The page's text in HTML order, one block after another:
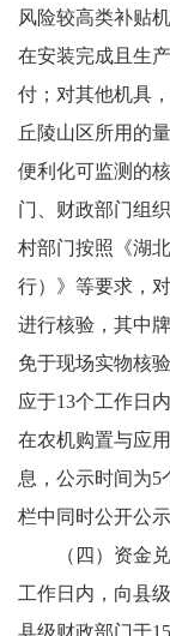
风险较高类补贴
在安装完成且生
付；对其他机具
丘陵山区所用的
便利化可监测的
门、财政部门组
村部门按照《湖
行）》等要求，
进行核验，其中
免于现场实物核
应于13个工作日
在农机购置与应
息，公示时间为5
栏中同时公开公示
（四）资金
工作日内，向县
县级财政部门于